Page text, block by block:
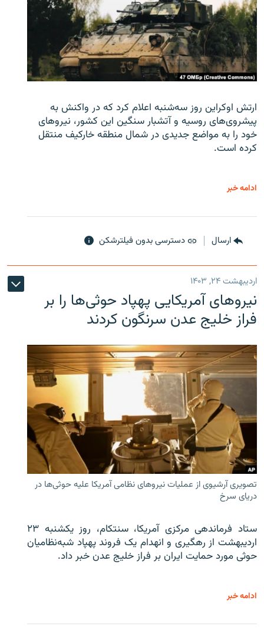
ارتش اوکراین روز سه‌شنبه اعلام کرد که در واکنش به
پیشروی‌های روسیه و آتشبار سنگین این کشور، نیروهای
خود را به مواضع جدیدی در شمال منطقه خارکیف منتقل
کرده است.
ادامه خبر
ارسال دسترسی بدون فیلترشکن
اردیبهشت ۲۴, ۱۴۰۳
نیروهای آمریکایی پهپاد حوثی‌ها را بر
فراز خلیج عدن سرنگون کردند
تصویری آرشیوی از عملیات نیروهای نظامی آمریکا علیه حوثی‌ها در
دریای سرخ
ستاد فرماندهی مرکزی آمریکا، سنتکام، روز یکشنبه ۲۳
اردیبهشت از رهگیری و انهدام یک فروند پهپاد شبه‌نظامیان
حوثی‌ مورد حمایت ایران بر فراز خلیج عدن خبر داد.
ادامه خبر